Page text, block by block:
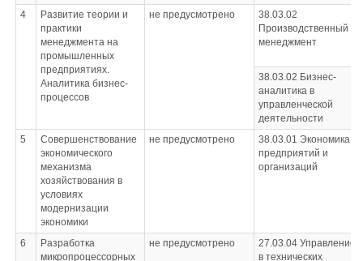
4
Развитие теории и
практики
менеджмента на
промышленных
предприятиях.
Аналитика бизнес-
процессов
не предусмотрено
38.03.02
Производственный
менеджмент
38.03.02 Бизнес-
аналитика в
управленческой
деятельности
5
Совершенствование
экономического
механизма
хозяйствования в
условиях
модернизации
экономики
не предусмотрено 38.03.01 Экономика
предприятий и
организаций
6
Разработка
микропроцессорных
не предусмотрено 27.03.04 Управление
в технических